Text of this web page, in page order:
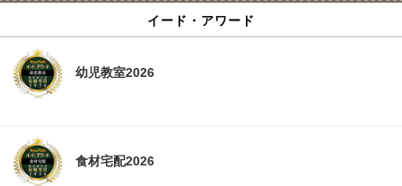
イード・アワード
幼児教室2026
食材宅配2026